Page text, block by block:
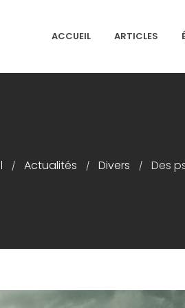
ACCUEIL ARTICLES
/ Actualités / Divers / Des